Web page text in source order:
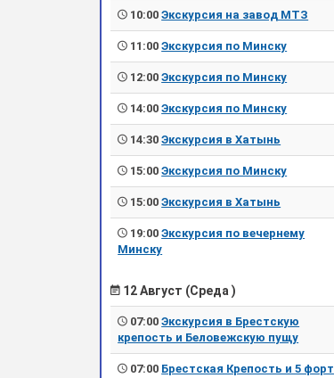
10:00Экскурсия на завод МТЗ
11:00Экскурсия по Минску
12:00Экскурсия по Минску
14:00Экскурсия по Минску
14:30Экскурсия в Хатынь
15:00Экскурсия по Минску
15:00Экскурсия в Хатынь
19:00Экскурсия по вечернему
Минску
12 Август (Среда )
07:00Экскурсия в Брестскую
крепость и Беловежскую пущу
07:00 Брестская Крепость и 5 форт